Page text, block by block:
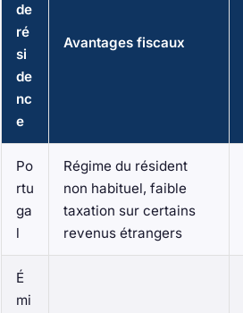
de
ré
si
de
nc
e
Avantages fiscaux
Po
rtu
ga
l
Régime du résident
non habituel, faible
taxation sur certains
revenus étrangers
É
mi